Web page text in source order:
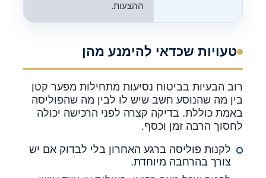
ההצעות.
טעויות שכדאי להימנע מהן
רוב הבעיות בביטוח נסיעות מתחילות מפער קטן
בין מה שהנוסע חשב שיש לו לבין מה שהפוליסה
באמת כוללת. בדיקה קצרה לפני הרכישה יכולה
לחסוך הרבה זמן וכסף.
לקנות פוליסה ברגע האחרון בלי לבדוק אם יש
צורך בהרחבה מיוחדת.